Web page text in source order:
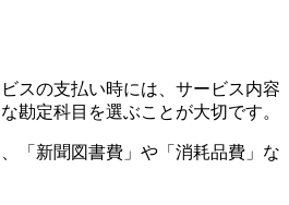
スの支払い時には、サービス内容
勘定科目を選ぶことが大切です。
「新聞図書費」や「消耗品費」な